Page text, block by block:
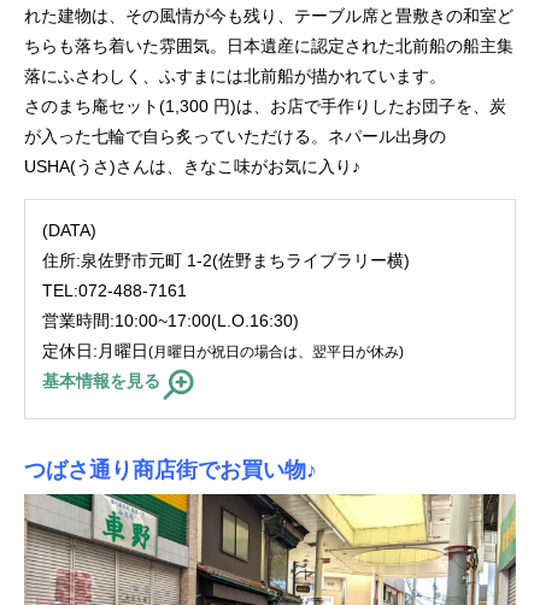
れた建物は、その風情が今も残り、テーブル席と畳敷きの和室ど
ちらも落ち着いた雰囲気。日本遺産に認定された北前船の船主集
落にふさわしく、ふすまには北前船が描かれています。
さのまち庵セット(1,300 円)は、お店で手作りしたお団子を、炭
が入った七輪で自ら炙っていただける。ネパール出身の
USHA(うさ)さんは、きなこ味がお気に入り♪
(DATA)
住所:泉佐野市元町 1-2(佐野まちライブラリー横)
TEL:072-488-7161
営業時間:10:00~17:00(L.O.16:30)
定休日:月曜日(月曜日が祝日の場合は、翌平日が休み)
基本情報を見る
つばさ通り商店街でお買い物♪